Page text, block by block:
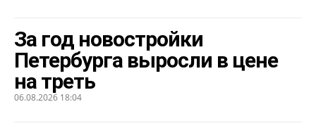
За год новостройки
Петербурга выросли в цене
на треть
06.08.2026 18:04